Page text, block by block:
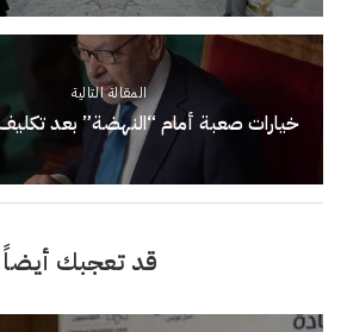
المقالة التالية
خيارات صعبة أمام “النهضة” بعد
قد تعجبك أيضاً